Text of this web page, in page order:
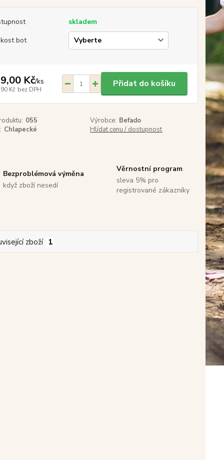
skladem
bot
Kč/ks
Kč bez DPH
Přidat do košíku
055 Výrobce: Befado
Chlapecké Hlídat cenu / dostupnost
Bezproblémová výměna
když zboží nesedí
Věrnostní program
sleva 5% pro
registrované zákazníky
zboží 1